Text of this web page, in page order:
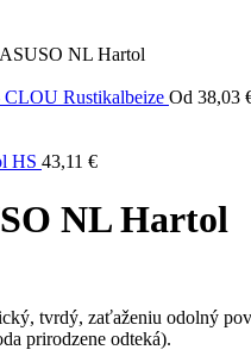
NL Hartol
CLOU Rustikalbeize Od 38,03
HS 43,11 €
NL Hartol
tvrdý, zaťaženiu odolný
prirodzene odteká).